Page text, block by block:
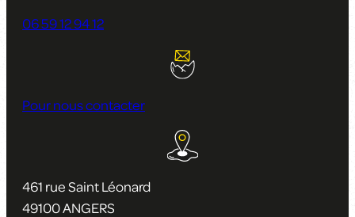
06 59 12 94 12
Pour nous contacter
461 rue Saint Léonard
49100 ANGERS